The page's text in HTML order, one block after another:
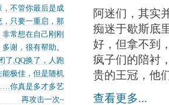
阿迷们，其实
痴迷于歇斯底
好，但拿不到
疯子们的陪衬
贵的王冠，他
查看更多...
是绝无仅有的，...
不管你最后是成
失败，能让后来...
只要一重启，那
块MFT盘就无法...
常想在自己刚刚
态硬盘上试试，...
多谢，很有帮助。
了,QQ换了，人跑
了 新的QQ...
能极佳，但是随机
能极差（这对于...
你真是多才多艺
再攻击一次~